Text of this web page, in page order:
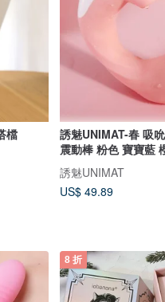
檔
誘魅UNIMAT-春 吸
震動棒 粉色 寶寶藍
誘魅UNIMAT
US$ 49.89
8 折